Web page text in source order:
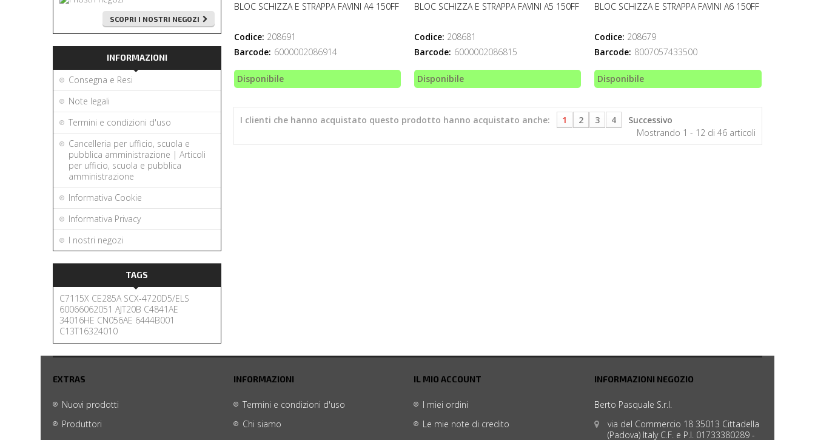
SCOPRI I NOSTRI NEGOZI
INFORMAZIONI
Consegna e Resi
Note legali
Termini e condizioni d'uso
Cancelleria per ufficio, scuola e
pubblica amministrazione | Articoli
per ufficio, scuola e pubblica
amministrazione
Informativa Cookie
Informativa Privacy
I nostri negozi
TAGS
C7115X CE285A SCX-4720D5/ELS
60066062051 AJT20B C4841AE
34016HE CN056AE 6444B001
C13T16324010
BLOC SCHIZZA E STRAPPA FAVINI A4 150FF
Codice: 208691
Barcode: 6000002086914
Disponibile
BLOC SCHIZZA E STRAPPA FAVINI A5 150FF
Codice: 208681
Barcode: 6000002086815
Disponibile
BLOC SCHIZZA E STRAPPA FAVINI A6 150FF
Codice: 208679
Barcode: 8007057433500
Disponibile
I clienti che hanno acquistato questo prodotto hanno acquistato anche: 1 2 3 4
Successivo
Mostrando 1 - 12 di 46 articoli
EXTRAS
Nuovi prodotti
Produttori
INFORMAZIONI
Termini e condizioni d'uso
Chi siamo
IL MIO ACCOUNT
I miei ordini
Le mie note di credito
INFORMAZIONI NEGOZIO
Berto Pasquale S.r.l.
via del Commercio 18 35013 Cittadella
(Padova) Italy C.F. e P.I. 01733380289 -